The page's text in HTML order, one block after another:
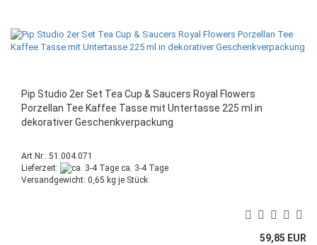
Pip Studio 2er Set Tea Cup & Saucers Royal Flowers
Porzellan Tee Kaffee Tasse mit Untertasse 225 ml in
dekorativer Geschenkverpackung
Art.Nr.: 51.004.071
Lieferzeit:
ca. 3-4 Tage
Versandgewicht: 0,65 kg je Stück
59,85 EUR